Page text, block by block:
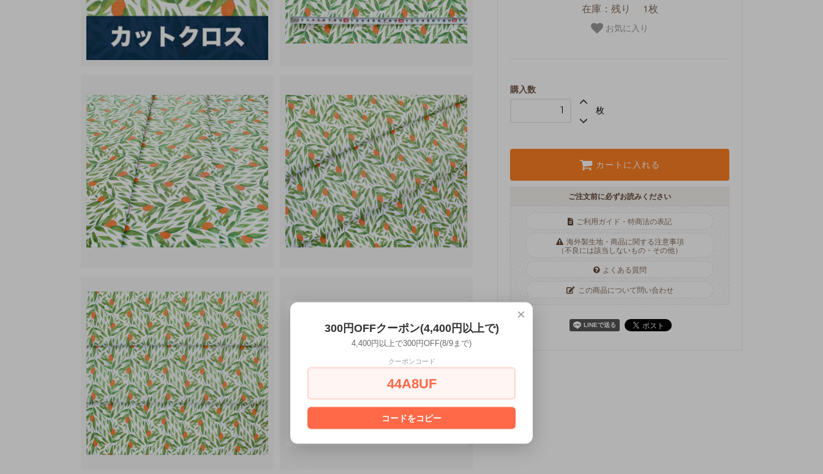
在庫：残り 1枚
お気に入り
購入数
枚
カートに入れる
ご注文前に必ずお読みください
ご利用ガイド・特商法の表記
海外製生地・商品に関する注意事項
（不良には該当しないもの・その他）
よくある質問
この商品について問い合わせ
×
300円OFFクーポン(4,400円以上で)
4,400円以上で300円OFF(8/9まで)
クーポンコード
44A8UF
コードをコピー